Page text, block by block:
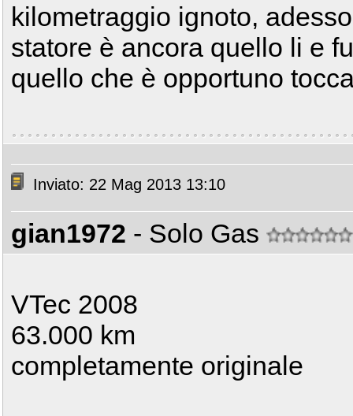
kilometraggio ignoto,
statore è ancora quello li e
quello che è opportuno
Inviato: 22 Mag 2013 13:10
gian1972 - Solo Gas
VTec 2008
63.000 km
completamente originale